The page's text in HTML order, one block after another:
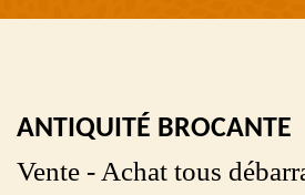
ANTIQUITÉ BROCANTE
Vente - Achat tous